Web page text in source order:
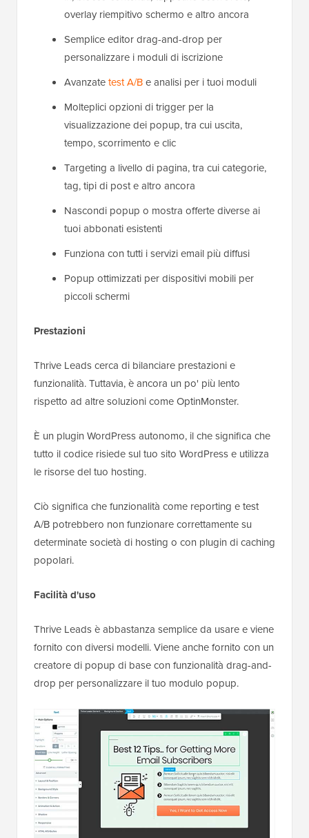
overlay riempitivo schermo e altro ancora
Semplice editor drag-and-drop per
personalizzare i moduli di iscrizione
Avanzatetest A/Be analisi per i tuoi moduli
Molteplici opzioni di trigger per la
visualizzazione dei popup, tra cui uscita,
tempo, scorrimento e clic
Targeting a livello di pagina, tra cui categorie,
tag, tipi di post e altro ancora
Nascondi popup o mostra offerte diverse ai
tuoi abbonati esistenti
Funziona con tutti i servizi email più diffusi
Popup ottimizzati per dispositivi mobili per
piccoli schermi
Prestazioni
Thrive Leads cerca di bilanciare prestazioni e
funzionalità. Tuttavia, è ancora un po' più lento
rispetto ad altre soluzioni come OptinMonster.
È un plugin WordPress autonomo, il che significa che
tutto il codice risiede sul tuo sito WordPress e utilizza
le risorse del tuo hosting.
Ciò significa che funzionalità come reporting e test
A/B potrebbero non funzionare correttamente su
determinate società di hosting o con plugin di caching
popolari.
Facilità d'uso
Thrive Leads è abbastanza semplice da usare e viene
fornito con diversi modelli. Viene anche fornito con un
creatore di popup di base con funzionalità drag-and-
drop per personalizzare il tuo modulo popup.